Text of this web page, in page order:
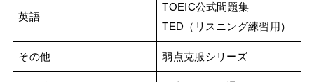
英語
TOEIC公式問題集
TED（リスニング練習用）
その他 弱点克服シリーズ